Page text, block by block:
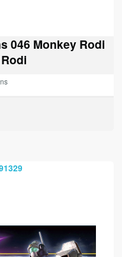
046 Monkey Rodi